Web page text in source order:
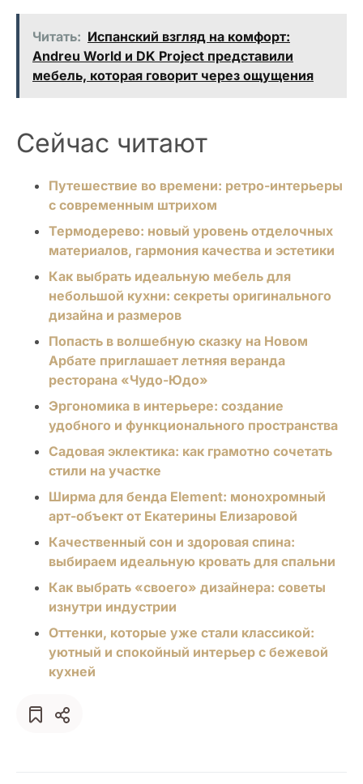
Читать: Испанский взгляд на комфорт:
Andreu World и DK Project представили
мебель, которая говорит через ощущения
Сейчас читают
Путешествие во времени: ретро-интерьеры
с современным штрихом
Термодерево: новый уровень отделочных
материалов, гармония качества и эстетики
Как выбрать идеальную мебель для
небольшой кухни: секреты оригинального
дизайна и размеров
Попасть в волшебную сказку на Новом
Арбате приглашает летняя веранда
ресторана «Чудо-Юдо»
Эргономика в интерьере: создание
удобного и функционального пространства
Садовая эклектика: как грамотно сочетать
стили на участке
Ширма для бенда Element: монохромный
арт-объект от Екатерины Елизаровой
Качественный сон и здоровая спина:
выбираем идеальную кровать для спальни
Как выбрать «своего» дизайнера: советы
изнутри индустрии
Оттенки, которые уже стали классикой:
уютный и спокойный интерьер с бежевой
кухней